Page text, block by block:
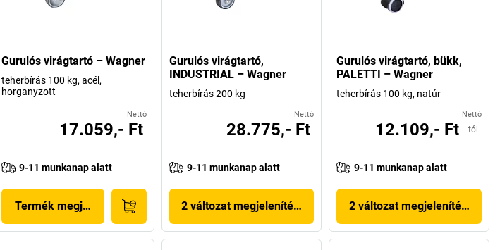
Gurulós virágtartó – Wagner
teherbírás 100 kg, acél,
horganyzott
Nettó
17.059,- Ft
9-11 munkanap alatt
Termék megjelenítése
Gurulós virágtartó,
INDUSTRIAL – Wagner
teherbírás 200 kg
Nettó
28.775,- Ft
9-11 munkanap alatt
2 változat megjelenítése
Gurulós virágtartó, bükk,
PALETTI – Wagner
teherbírás 100 kg, natúr
Nettó
12.109,- Ft -tól
9-11 munkanap alatt
2 változat megjelenítése